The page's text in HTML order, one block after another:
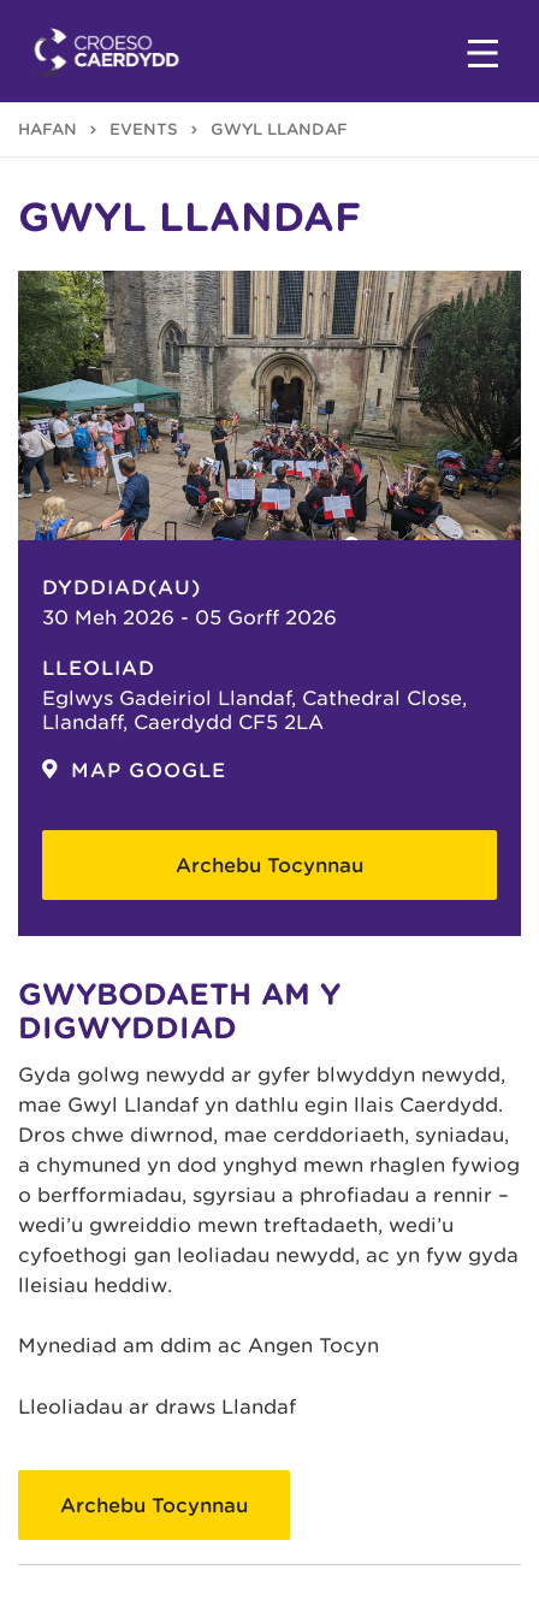
HAFAN EVENTS GŴYL LLANDAF
GŴYL LLANDAF
DYDDIAD(AU)
30 Meh 2026 - 05 Gorff 2026
LLEOLIAD
Eglwys Gadeiriol Llandaf, Cathedral Close,
Llandaff, Caerdydd CF5 2LA
MAP GOOGLE
Archebu Tocynnau
GWYBODAETH AM Y
DIGWYDDIAD
Gyda golwg newydd ar gyfer blwyddyn newydd,
mae Gŵyl Llandaf yn dathlu egin llais Caerdydd.
Dros chwe diwrnod, mae cerddoriaeth, syniadau,
a chymuned yn dod ynghyd mewn rhaglen fywiog
o berfformiadau, sgyrsiau a phrofiadau a rennir –
wedi’u gwreiddio mewn treftadaeth, wedi’u
cyfoethogi gan leoliadau newydd, ac yn fyw gyda
lleisiau heddiw.
Mynediad am ddim ac Angen Tocyn
Lleoliadau ar draws Llandaf
Archebu Tocynnau